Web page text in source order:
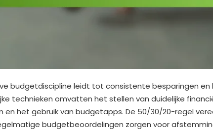
budgetdiscipline leidt tot consistente besparingen
technieken omvatten het stellen van duidelijke
en het gebruik van budgetapps. De 50/30/20-regel
budgetbeoordelingen zorgen voor